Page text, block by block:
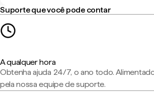
Suporte que você pode contar
A qualquer hora
Obtenha ajuda 24/7, o ano todo.
pela nossa equipe de suporte.